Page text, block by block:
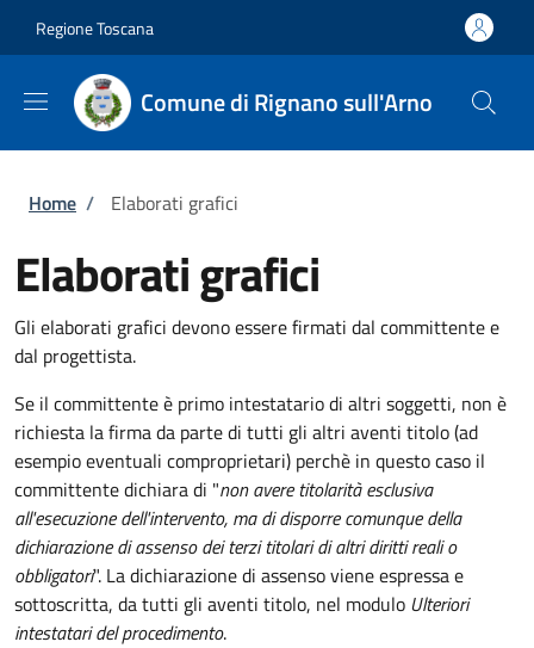
Regione Toscana
Comune di Rignano sull'Arno
Briciole di pane
Home / Elaborati grafici
Elaborati grafici
Gli elaborati grafici devono essere firmati dal committente e
dal progettista.
Se il committente è primo intestatario di altri soggetti, non è
richiesta la firma da parte di tutti gli altri aventi titolo (ad
esempio eventuali comproprietari) perchè in questo caso il
committente dichiara di "non avere titolarità esclusiva
all'esecuzione dell'intervento, ma di disporre comunque della
dichiarazione di assenso dei terzi titolari di altri diritti reali o
obbligatori". La dichiarazione di assenso viene espressa e
sottoscritta, da tutti gli aventi titolo, nel modulo Ulteriori
intestatari del procedimento.